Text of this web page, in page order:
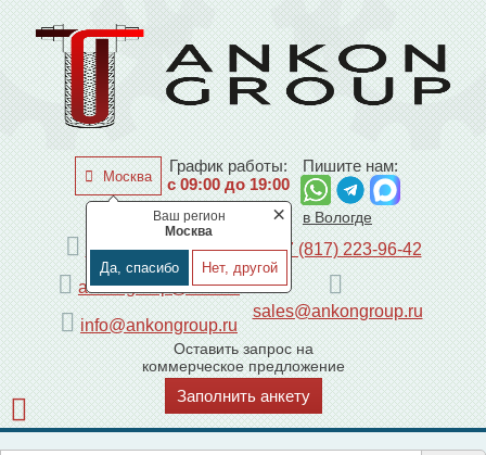
Москва
×
Ваш регион
Москва
Да, спасибо Нет, другой
График работы:
с 09:00 до 19:00
Пишите нам:
по Москве
+7 (495) 225-44-08
ankongroup@mail.ru
info@ankongroup.ru
в Вологде
+7 (817) 223-96-42
sales@ankongroup.ru
Оставить запрос на
коммерческое предложение
Заполнить анкету